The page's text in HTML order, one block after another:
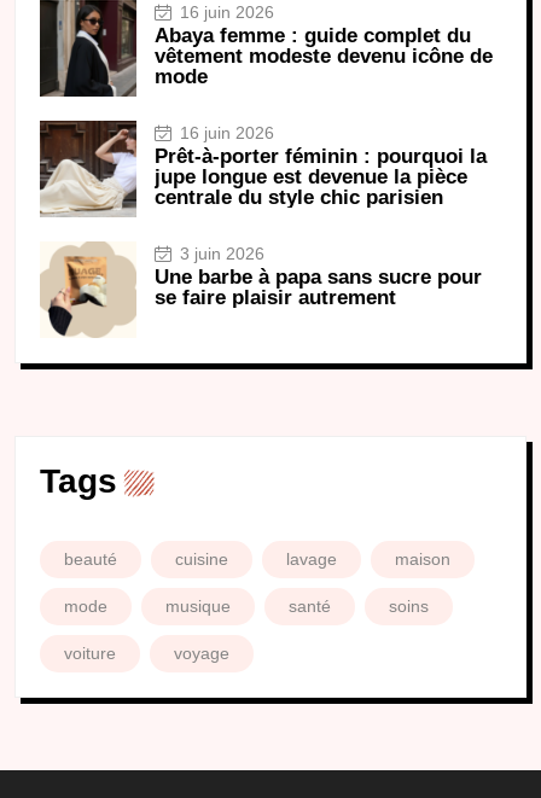
16 juin 2026
Abaya femme : guide complet du
vêtement modeste devenu icône de
mode
16 juin 2026
Prêt-à-porter féminin : pourquoi la
jupe longue est devenue la pièce
centrale du style chic parisien
3 juin 2026
Une barbe à papa sans sucre pour
se faire plaisir autrement
Tags
beauté cuisine lavage maison
mode musique santé soins
voiture voyage